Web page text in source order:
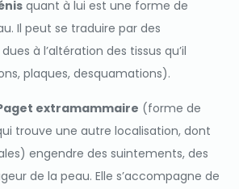
quant à lui est une forme de
Il peut se traduire par des
à l’altération des tissus qu’il
plaques, desquamations).
extramammaire (forme de
trouve une autre localisation, dont
engendre des suintements, des
de la peau. Elle s’accompagne de